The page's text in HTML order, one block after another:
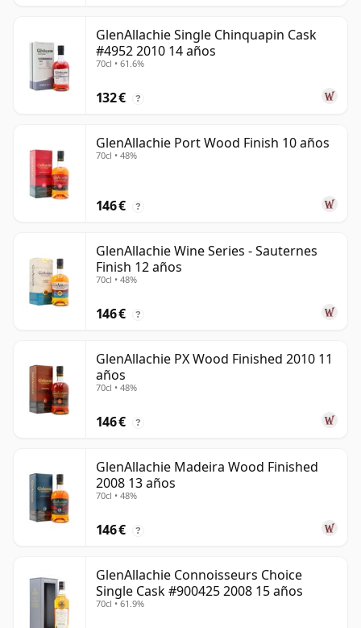
GlenAllachie Single Chinquapin Cask
#4952 2010 14 años
70cl • 61.6%
132 € ?
GlenAllachie Port Wood Finish 10 años
70cl • 48%
146 € ?
GlenAllachie Wine Series - Sauternes
Finish 12 años
70cl • 48%
146 € ?
GlenAllachie PX Wood Finished 2010 11
años
70cl • 48%
146 € ?
GlenAllachie Madeira Wood Finished
2008 13 años
70cl • 48%
146 € ?
GlenAllachie Connoisseurs Choice
Single Cask #900425 2008 15 años
70cl • 61.9%